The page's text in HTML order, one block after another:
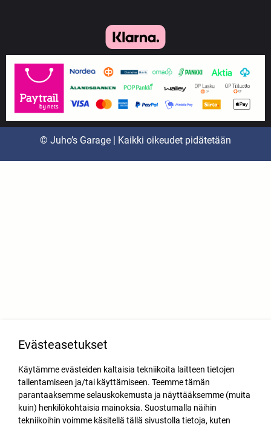
© Juho’s Garage | Kaikki oikeudet pidätetään
Evästeasetukset
Käytämme evästeiden kaltaisia tekniikoita laitteen tietojen
tallentamiseen ja/tai käyttämiseen. Teemme tämän
parantaaksemme selauskokemusta ja näyttääksemme (muita
kuin) henkilökohtaisia mainoksia. Suostumalla näihin
tekniikoihin voimme käsitellä tällä sivustolla tietoja, kuten